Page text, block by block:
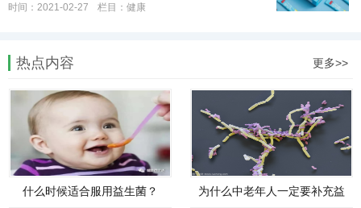
时间：2021-02-27 栏目： 健康
热点内容 更多>>
什么时候适合服用益生菌？
为什么中老年人一定要补充益